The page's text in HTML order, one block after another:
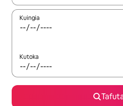
Kuingia
Kutoka